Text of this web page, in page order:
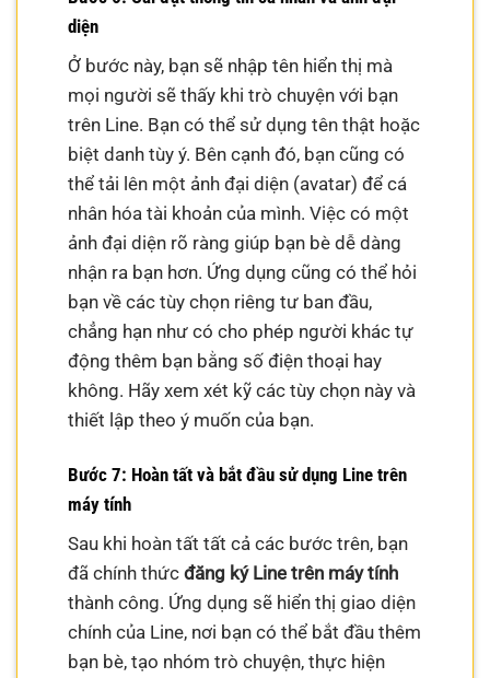
diện
Ở bước này, bạn sẽ nhập tên hiển thị mà
mọi người sẽ thấy khi trò chuyện với bạn
trên Line. Bạn có thể sử dụng tên thật hoặc
biệt danh tùy ý. Bên cạnh đó, bạn cũng có
thể tải lên một ảnh đại diện (avatar) để cá
nhân hóa tài khoản của mình. Việc có một
ảnh đại diện rõ ràng giúp bạn bè dễ dàng
nhận ra bạn hơn. Ứng dụng cũng có thể hỏi
bạn về các tùy chọn riêng tư ban đầu,
chẳng hạn như có cho phép người khác tự
động thêm bạn bằng số điện thoại hay
không. Hãy xem xét kỹ các tùy chọn này và
thiết lập theo ý muốn của bạn.
Bước 7: Hoàn tất và bắt đầu sử dụng Line trên
máy tính
Sau khi hoàn tất tất cả các bước trên, bạn
đã chính thứcđăng ký Line trên máy tính
thành công. Ứng dụng sẽ hiển thị giao diện
chính của Line, nơi bạn có thể bắt đầu thêm
bạn bè, tạo nhóm trò chuyện, thực hiện